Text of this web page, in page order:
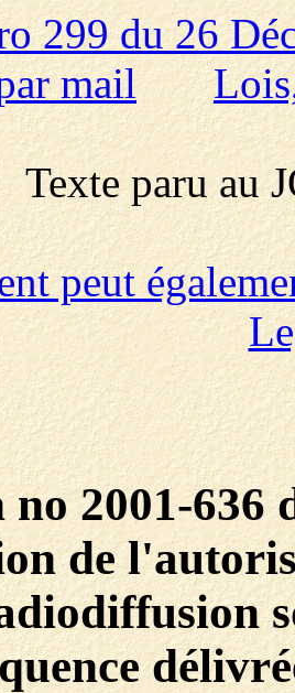
299 du 26
mail
Texte paru au
peut
no 2001-636
de